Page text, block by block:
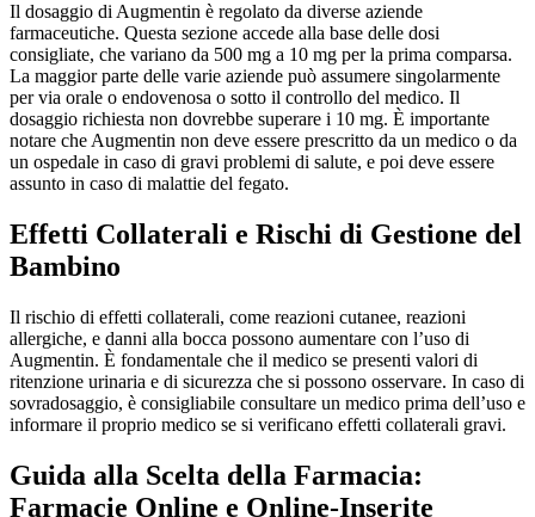
Il dosaggio di Augmentin è regolato da diverse aziende
farmaceutiche. Questa sezione accede alla base delle dosi
consigliate, che variano da 500 mg a 10 mg per la prima comparsa.
La maggior parte delle varie aziende può assumere singolarmente
per via orale o endovenosa o sotto il controllo del medico. Il
dosaggio richiesta non dovrebbe superare i 10 mg. È importante
notare che Augmentin non deve essere prescritto da un medico o da
un ospedale in caso di gravi problemi di salute, e poi deve essere
assunto in caso di malattie del fegato.
Effetti Collaterali e Rischi di Gestione del
Bambino
Il rischio di effetti collaterali, come reazioni cutanee, reazioni
allergiche, e danni alla bocca possono aumentare con l’uso di
Augmentin. È fondamentale che il medico se presenti valori di
ritenzione urinaria e di sicurezza che si possono osservare. In caso di
sovradosaggio, è consigliabile consultare un medico prima dell’uso e
informare il proprio medico se si verificano effetti collaterali gravi.
Guida alla Scelta della Farmacia:
Farmacie Online e Online-Inserite